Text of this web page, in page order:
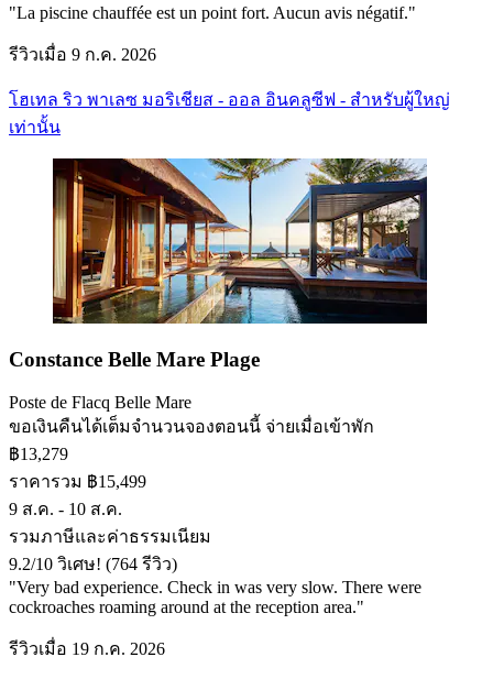
"La piscine chauffée est un point fort. Aucun avis négatif."
รีวิวเมื่อ 9 ก.ค. 2026
โฮเทล ริว พาเลซ มอริเชียส - ออล อินคลูซีฟ - สำหรับผู้ใหญ่
เท่านั้น
Constance Belle Mare Plage
Poste de Flacq Belle Mare
ขอเงินคืนได้เต็มจำนวนจองตอนนี้ จ่ายเมื่อเข้าพัก
฿13,279
ราคารวม ฿15,499
9 ส.ค. - 10 ส.ค.
รวมภาษีและค่าธรรมเนียม
9.2/10 วิเศษ! (764 รีวิว)
"Very bad experience. Check in was very slow. There were
cockroaches roaming around at the reception area."
รีวิวเมื่อ 19 ก.ค. 2026